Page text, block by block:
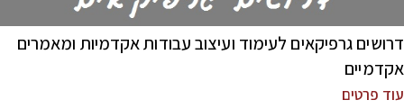
דרושים גרפיקאים לעימוד ועיצוב עבודות אקדמיות ומאמרים
אקדמיים
עוד פרטים